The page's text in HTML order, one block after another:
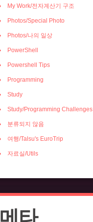
My Work/전자계산기 구조
Photos/Special Photo
Photos/나의 일상
PowerShell
Powershell Tips
Programming
Study
Study/Programming Challenges
분류되지 않음
여행/Talsu's EuroTrip
자료실/Utils